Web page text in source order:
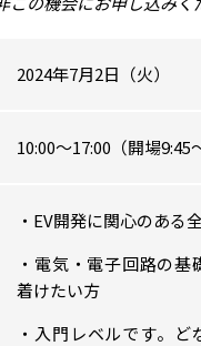
2024年7月2日（火）
10:00～17:00（開場9:45
・EV開発に関心のある
・電気・電子回路の基
着けたい方
・入門レベルです。